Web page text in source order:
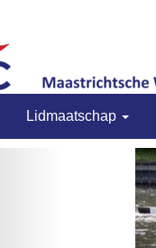
Lidmaatschap